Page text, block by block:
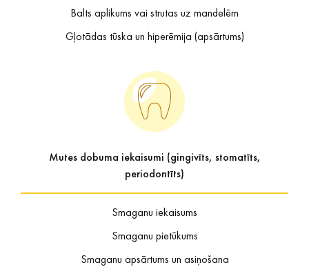
Balts aplikums vai strutas uz mandelēm
Gļotādas tūska un hiperēmija (apsārtums)
Mutes dobuma iekaisumi (gingivīts, stomatīts,
periodontīts)
Smaganu iekaisums
Smaganu pietūkums
Smaganu apsārtums un asiņošana